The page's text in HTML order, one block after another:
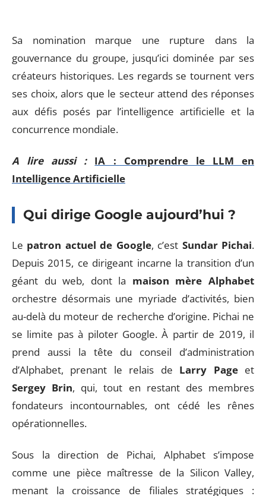
Sa nomination marque une rupture dans la
gouvernance du groupe, jusqu’ici dominée par ses
créateurs historiques. Les regards se tournent vers
ses choix, alors que le secteur attend des réponses
aux défis posés par l’intelligence artificielle et la
concurrence mondiale.
A lire aussi : IA : Comprendre le LLM en
Intelligence Artificielle
Qui dirige Google aujourd’hui ?
Le patron actuel de Google, c’est Sundar Pichai.
Depuis 2015, ce dirigeant incarne la transition d’un
géant du web, dont la maison mère Alphabet
orchestre désormais une myriade d’activités, bien
au-delà du moteur de recherche d’origine. Pichai ne
se limite pas à piloter Google. À partir de 2019, il
prend aussi la tête du conseil d’administration
d’Alphabet, prenant le relais de Larry Pageet
Sergey Brin, qui, tout en restant des membres
fondateurs incontournables, ont cédé les rênes
opérationnelles.
Sous la direction de Pichai, Alphabet s’impose
comme une pièce maîtresse de la Silicon Valley,
menant la croissance de filiales stratégiques :